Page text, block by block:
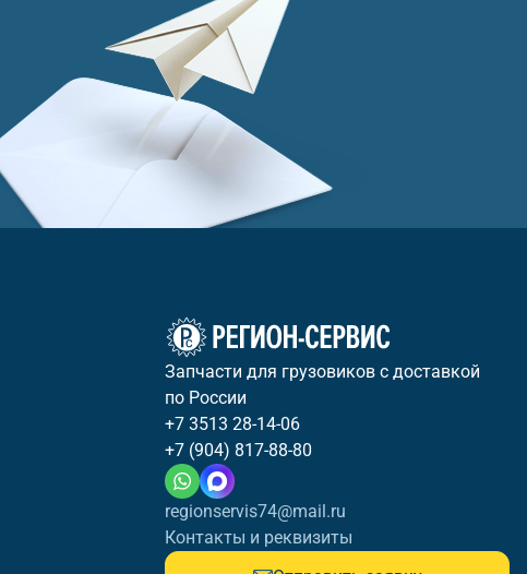
Запчасти для грузовиков с доставкой
по России
+7 3513 28-14-06
+7 (904) 817-88-80
regionservis74@mail.ru
Контакты и реквизиты